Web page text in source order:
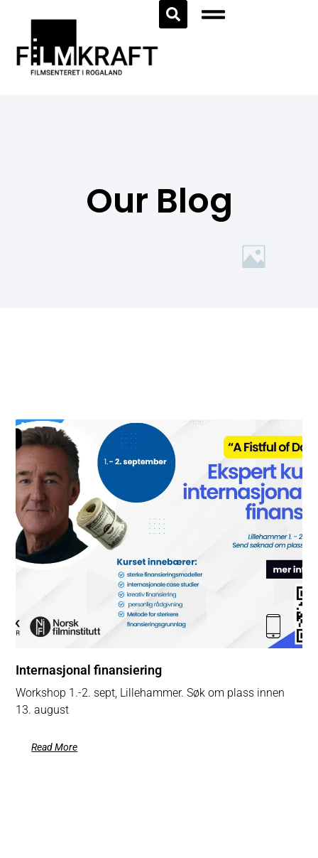
Our Blog
Internasjonal finansiering
Workshop 1.-2. sept, Lillehammer. Søk om plass innen
13. august
Read More